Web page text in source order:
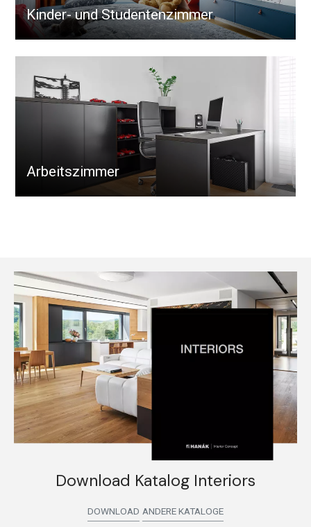
Kinder- und Studentenzimmer
Arbeitszimmer
Download Katalog Interiors
DOWNLOAD ANDERE KATALOGE